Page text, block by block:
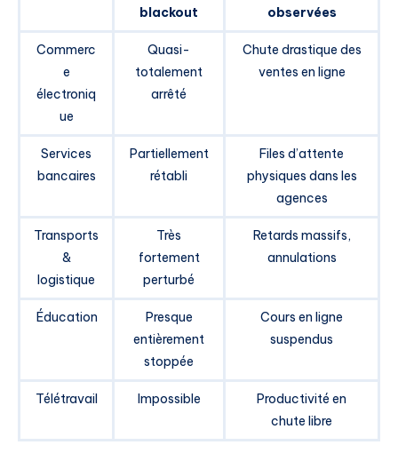
blackout
observées
Commerc
e
électroniq
ue
Quasi-
totalement
arrêté
Chute drastique des
ventes en ligne
Services
bancaires
Partiellement
rétabli
Files d’attente
physiques dans les
agences
Transports
&
logistique
Très
fortement
perturbé
Retards massifs,
annulations
Éducation
Presque
entièrement
stoppée
Cours en ligne
suspendus
Télétravail Impossible
Productivité en
chute libre